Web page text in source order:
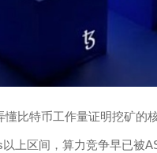
比特币工作量证明挖矿的
上区间，算力竞争早已被